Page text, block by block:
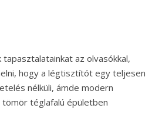
az olvasókkal,
hogy a légtisztítót egy teljesen
nélküli, ámde modern
téglafalú épületben